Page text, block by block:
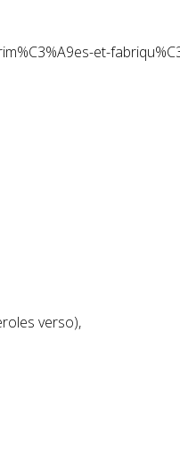
et-
verso),